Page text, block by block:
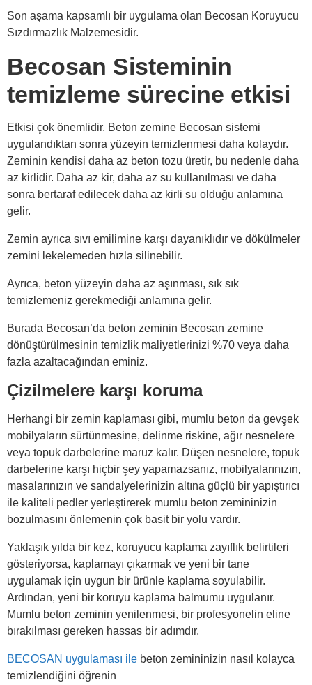
Son aşama kapsamlı bir uygulama olan Becosan Koruyucu
Sızdırmazlık Malzemesidir.
Becosan Sisteminin
temizleme sürecine etkisi
Etkisi çok önemlidir. Beton zemine Becosan sistemi
uygulandıktan sonra yüzeyin temizlenmesi daha kolaydır.
Zeminin kendisi daha az beton tozu üretir, bu nedenle daha
az kirlidir. Daha az kir, daha az su kullanılması ve daha
sonra bertaraf edilecek daha az kirli su olduğu anlamına
gelir.
Zemin ayrıca sıvı emilimine karşı dayanıklıdır ve dökülmeler
zemini lekelemeden hızla silinebilir.
Ayrıca, beton yüzeyin daha az aşınması, sık sık
temizlemeniz gerekmediği anlamına gelir.
Burada Becosan’da beton zeminin Becosan zemine
dönüştürülmesinin temizlik maliyetlerinizi %70 veya daha
fazla azaltacağından eminiz.
Çizilmelere karşı koruma
Herhangi bir zemin kaplaması gibi, mumlu beton da gevşek
mobilyaların sürtünmesine, delinme riskine, ağır nesnelere
veya topuk darbelerine maruz kalır. Düşen nesnelere, topuk
darbelerine karşı hiçbir şey yapamazsanız, mobilyalarınızın,
masalarınızın ve sandalyelerinizin altına güçlü bir yapıştırıcı
ile kaliteli pedler yerleştirerek mumlu beton zemininizin
bozulmasını önlemenin çok basit bir yolu vardır.
Yaklaşık yılda bir kez, koruyucu kaplama zayıflık belirtileri
gösteriyorsa, kaplamayı çıkarmak ve yeni bir tane
uygulamak için uygun bir ürünle kaplama soyulabilir.
Ardından, yeni bir koruyu kaplama balmumu uygulanır.
Mumlu beton zeminin yenilenmesi, bir profesyonelin eline
bırakılması gereken hassas bir adımdır.
BECOSAN uygulaması ile beton zemininizin nasıl kolayca
temizlendiğini öğrenin